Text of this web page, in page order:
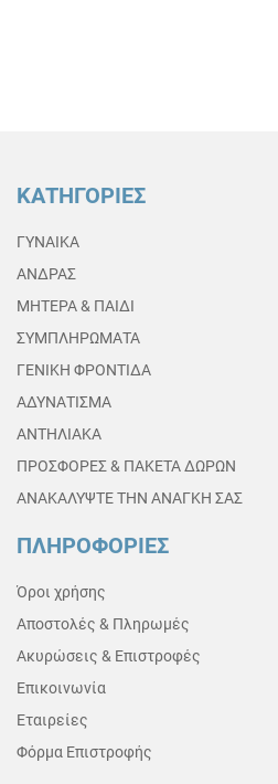
ΚΑΤΗΓΟΡΙΕΣ
ΓΥΝΑΙΚΑ
ΑΝΔΡΑΣ
ΜΗΤΕΡΑ & ΠΑΙΔΙ
ΣΥΜΠΛΗΡΩΜΑΤΑ
ΓΕΝΙΚΗ ΦΡΟΝΤΙΔΑ
ΑΔΥΝΑΤΙΣΜΑ
ΑΝΤΗΛΙΑΚΑ
ΠΡΟΣΦΟΡΕΣ & ΠΑΚΕΤΑ ΔΩΡΩΝ
ΑΝΑΚΑΛΥΨΤΕ ΤΗΝ ΑΝΑΓΚΗ ΣΑΣ
ΠΛΗΡΟΦΟΡΙΕΣ
Όροι χρήσης
Αποστολές & Πληρωμές
Ακυρώσεις & Επιστροφές
Επικοινωνία
Εταιρείες
Φόρμα Επιστροφής